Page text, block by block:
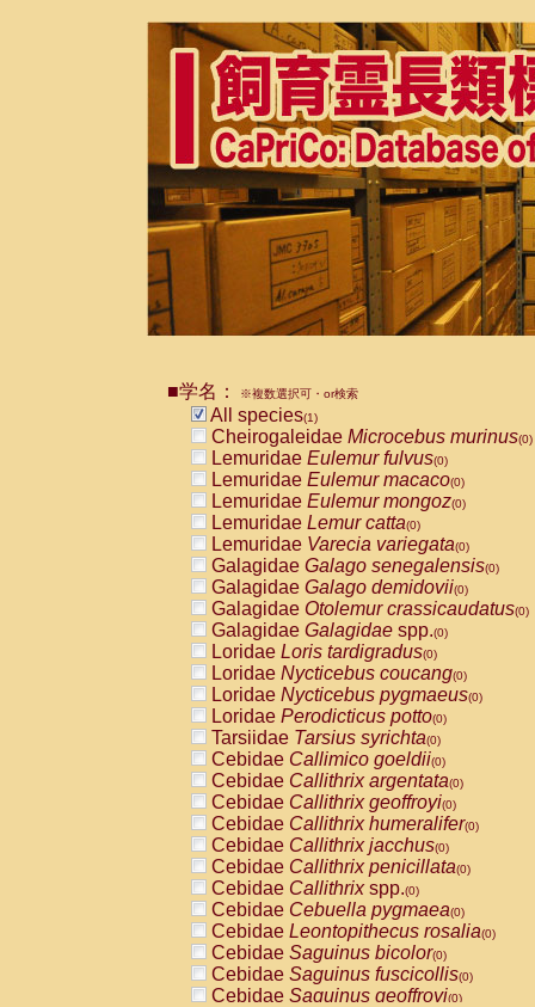
■学名： ※複数選択可・or検索
All species(1)
Cheirogaleidae Microcebus murinus(0)
Lemuridae Eulemur fulvus(0)
Lemuridae Eulemur macaco(0)
Lemuridae Eulemur mongoz(0)
Lemuridae Lemur catta(0)
Lemuridae Varecia variegata(0)
Galagidae Galago senegalensis(0)
Galagidae Galago demidovii(0)
Galagidae Otolemur crassicaudatus(0)
Galagidae Galagidae spp.(0)
Loridae Loris tardigradus(0)
Loridae Nycticebus coucang(0)
Loridae Nycticebus pygmaeus(0)
Loridae Perodicticus potto(0)
Tarsiidae Tarsius syrichta(0)
Cebidae Callimico goeldii(0)
Cebidae Callithrix argentata(0)
Cebidae Callithrix geoffroyi(0)
Cebidae Callithrix humeralifer(0)
Cebidae Callithrix jacchus(0)
Cebidae Callithrix penicillata(0)
Cebidae Callithrixspp.(0)
Cebidae Cebuella pygmaea(0)
Cebidae Leontopithecus rosalia(0)
Cebidae Saguinus bicolor(0)
Cebidae Saguinus fuscicollis(0)
Cebidae Saguinus geoffroyi(0)